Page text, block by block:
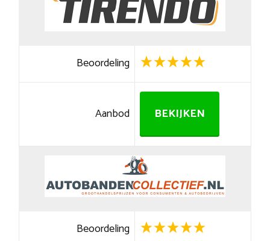
Beoordeling
Aanbod BEKIJKEN
Beoordeling